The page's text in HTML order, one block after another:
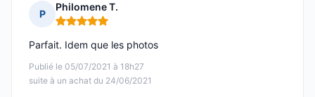
P
Philomene T.
Note : 5 sur 5
Publié le 05/07/2021 à 18h27
suite à un achat du 24/06/2021
Parfait. Idem que les photos